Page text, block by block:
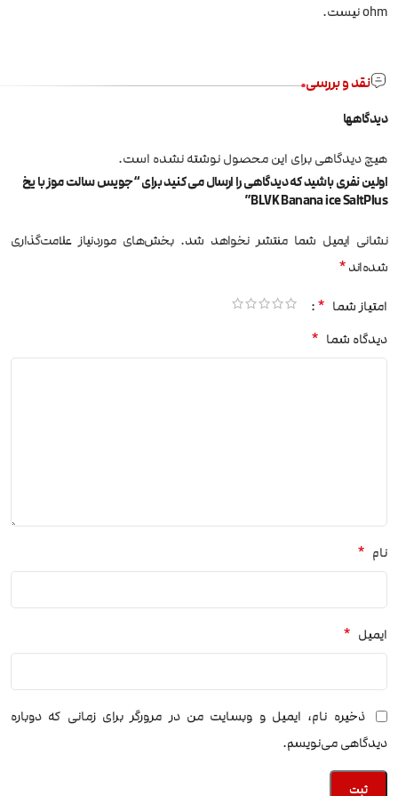
ohm نیست.
نقد و بررسی
دیدگاهها
هیچ دیدگاهی برای این محصول نوشته نشده است.
اولین نفری باشید که دیدگاهی را ارسال می کنید برای “جویس سالت موز با یخ
BLVK Banana ice SaltPlus”
نشانی ایمیل شما منتشر نخواهد شد. بخش‌های موردنیاز علامت‌گذاری
شده‌اند*
امتیاز شما *
دیدگاه شما *
نام *
ایمیل *
ذخیره نام، ایمیل و وبسایت من در مرورگر برای زمانی که دوباره
دیدگاهی می‌نویسم.